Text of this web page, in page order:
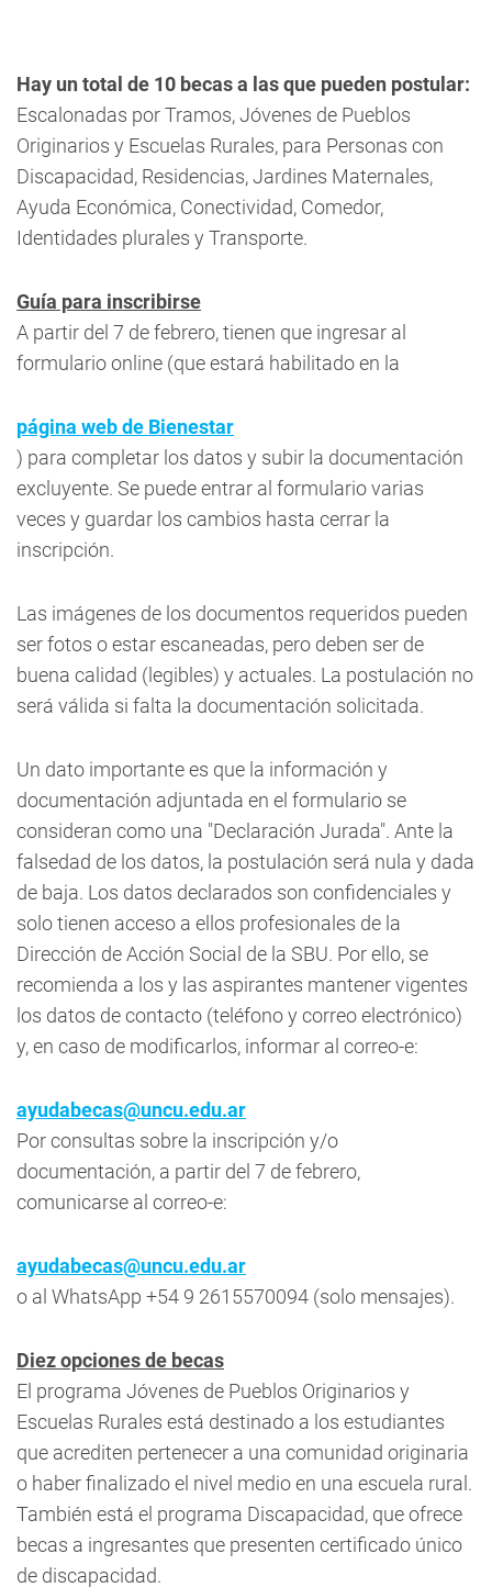
Hay un total de 10 becas a las que pueden postular:
Escalonadas por Tramos, Jóvenes de Pueblos
Originarios y Escuelas Rurales, para Personas con
Discapacidad, Residencias, Jardines Maternales,
Ayuda Económica, Conectividad, Comedor,
Identidades plurales y Transporte.
Guía para inscribirse
A partir del 7 de febrero, tienen que ingresar al
formulario online (que estará habilitado en la
página web de Bienestar
) para completar los datos y subir la documentación
excluyente. Se puede entrar al formulario varias
veces y guardar los cambios hasta cerrar la
inscripción.
Las imágenes de los documentos requeridos pueden
ser fotos o estar escaneadas, pero deben ser de
buena calidad (legibles) y actuales. La postulación no
será válida si falta la documentación solicitada.
Un dato importante es que la información y
documentación adjuntada en el formulario se
consideran como una "Declaración Jurada". Ante la
falsedad de los datos, la postulación será nula y dada
de baja. Los datos declarados son confidenciales y
solo tienen acceso a ellos profesionales de la
Dirección de Acción Social de la SBU. Por ello, se
recomienda a los y las aspirantes mantener vigentes
los datos de contacto (teléfono y correo electrónico)
y, en caso de modificarlos, informar al correo-e:
ayudabecas@uncu.edu.ar
Por consultas sobre la inscripción y/o
documentación, a partir del 7 de febrero,
comunicarse al correo-e:
ayudabecas@uncu.edu.ar
o al WhatsApp +54 9 2615570094 (solo mensajes).
Diez opciones de becas
El programa Jóvenes de Pueblos Originarios y
Escuelas Rurales está destinado a los estudiantes
que acrediten pertenecer a una comunidad originaria
o haber finalizado el nivel medio en una escuela rural.
También está el programa Discapacidad, que ofrece
becas a ingresantes que presenten certificado único
de discapacidad.